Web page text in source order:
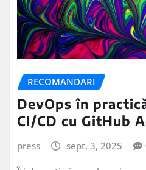
RECOMANDARI
DevOps în
CI/CD cu GitHub
press sept. 3, 2025